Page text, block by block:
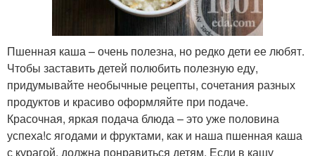
Пшенная каша – очень полезна, но редко дети ее любят.
Чтобы заставить детей полюбить полезную еду,
придумывайте необычные рецепты, сочетания разных
продуктов и красиво оформляйте при подаче.
Красочная, яркая подача блюда – это уже половина
успеха!с ягодами и фруктами, как и наша пшенная каша
с курагой, должна понравиться детям. Если в кашу